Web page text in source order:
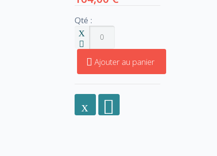
Qté :
Ajouter au panier